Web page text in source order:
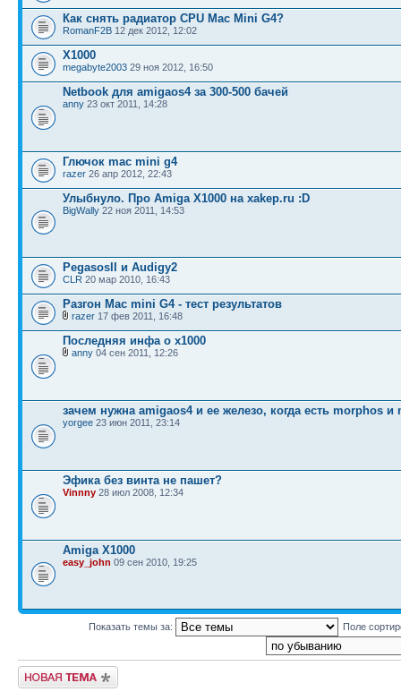
Как снять радиатор CPU Mac Mini G4?
RomanF2B 12 дек 2012, 12:02
X1000
megabyte2003 29 ноя 2012, 16:50
Netbook для amigaos4 за 300-500 бачей
anny 23 окт 2011, 14:28
Глючок mac mini g4
razer 26 апр 2012, 22:43
Улыбнуло. Про Amiga X1000 на xakep.ru :D
BigWally 22 ноя 2011, 14:53
PegasosII и Audigy2
CLR 20 мар 2010, 16:43
Разгон Mac mini G4 - тест результатов
razer 17 фев 2011, 16:48
Последняя инфа о x1000
anny 04 сен 2011, 12:26
зачем нужна amigaos4 и ее железо, когда есть morphos и
yorgee 23 июн 2011, 23:14
Эфика без винта не пашет?
Vinnny 28 июл 2008, 12:34
Amiga X1000
easy_john 09 сен 2010, 19:25
Показать темы за: Поле
Новая тема